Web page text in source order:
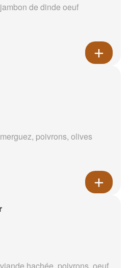
de dinde oeuf
poivrons, olives
hachée, poivrons, oeuf,